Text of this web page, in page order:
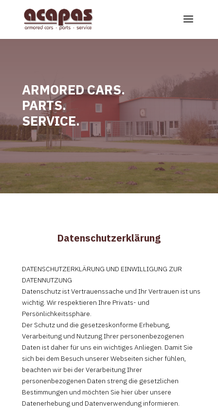
ARMORED CARS.
PARTS.
SERVICE.
Datenschutzerklärung
DATENSCHUTZERKLÄRUNG UND EINWILLIGUNG ZUR
DATENNUTZUNG
Datenschutz ist Vertrauenssache und Ihr Vertrauen ist uns
wichtig. Wir respektieren Ihre Privats- und
Persönlichkeitssphäre.
Der Schutz und die gesetzeskonforme Erhebung,
Verarbeitung und Nutzung Ihrer personenbezogenen
Daten ist daher für uns ein wichtiges Anliegen. Damit Sie
sich bei dem Besuch unserer Webseiten sicher fühlen,
beachten wir bei der Verarbeitung Ihrer
personenbezogenen Daten streng die gesetzlichen
Bestimmungen und möchten Sie hier über unsere
Datenerhebung und Datenverwendung informieren.